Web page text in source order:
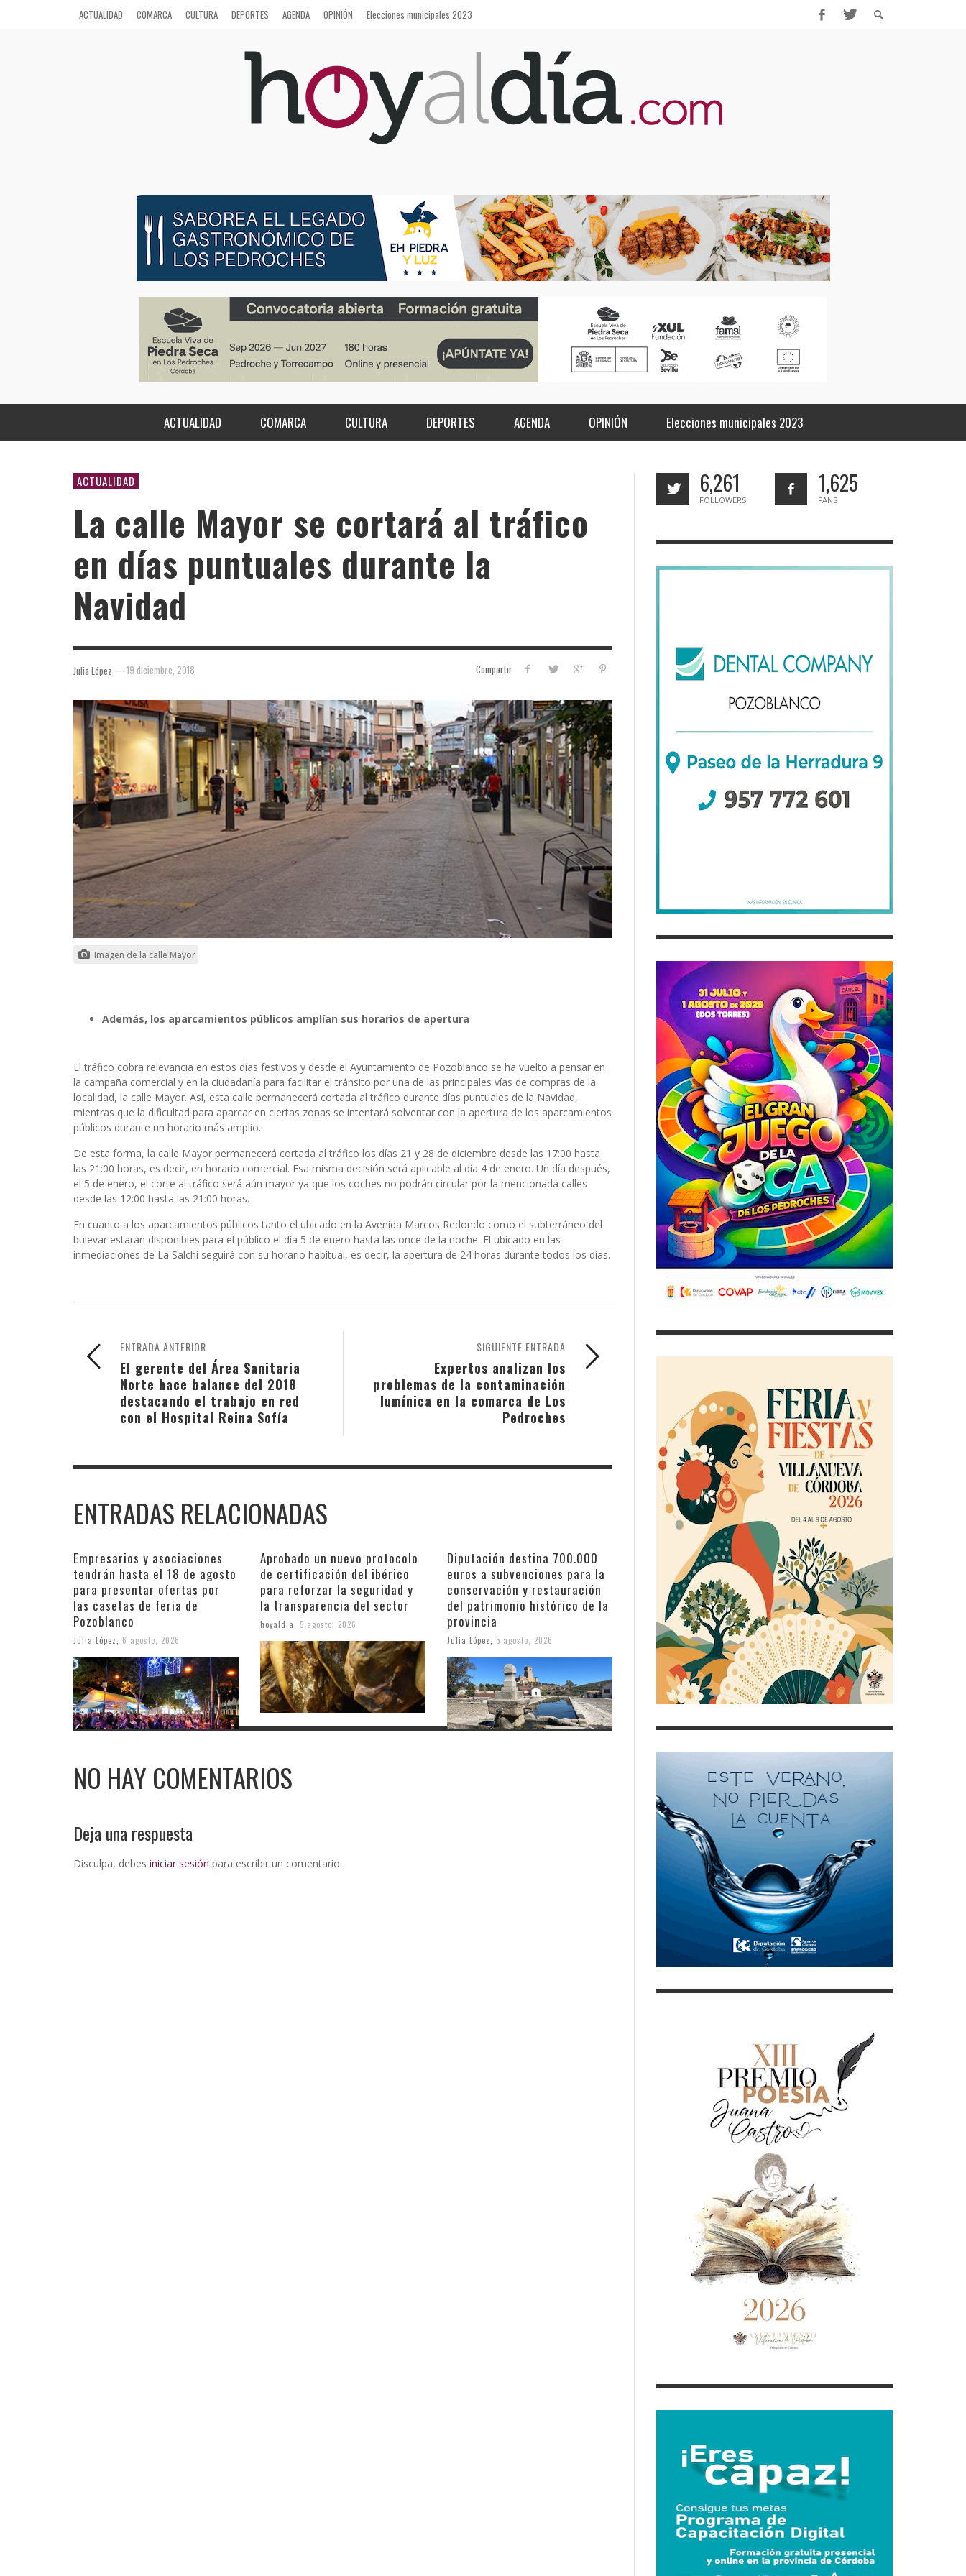
ACTUALIDAD COMARCA CULTURA DEPORTES AGENDA OPINIÓN Elecciones municipales 2023
ACTUALIDAD COMARCA CULTURA DEPORTES AGENDA OPINIÓN Elecciones municipales 2023
ACTUALIDAD
La calle Mayor se cortará al tráfico
en días puntuales durante la
Navidad
Compartir
Julia López — 19 diciembre, 2018
Imagen de la calle Mayor
Además, los aparcamientos públicos amplían sus horarios de apertura
El tráfico cobra relevancia en estos días festivos y desde el Ayuntamiento de Pozoblanco se ha vuelto a pensar en
la campaña comercial y en la ciudadanía para facilitar el tránsito por una de las principales vías de compras de la
localidad, la calle Mayor. Así, esta calle permanecerá cortada al tráfico durante días puntuales de la Navidad,
mientras que la dificultad para aparcar en ciertas zonas se intentará solventar con la apertura de los aparcamientos
públicos durante un horario más amplio.
De esta forma, la calle Mayor permanecerá cortada al tráfico los días 21 y 28 de diciembre desde las 17:00 hasta
las 21:00 horas, es decir, en horario comercial. Esa misma decisión será aplicable al día 4 de enero. Un día después,
el 5 de enero, el corte al tráfico será aún mayor ya que los coches no podrán circular por la mencionada calles
desde las 12:00 hasta las 21:00 horas.
En cuanto a los aparcamientos públicos tanto el ubicado en la Avenida Marcos Redondo como el subterráneo del
bulevar estarán disponibles para el público el día 5 de enero hasta las once de la noche. El ubicado en las
inmediaciones de La Salchi seguirá con su horario habitual, es decir, la apertura de 24 horas durante todos los días.
SIGUIENTE ENTRADA
Expertos analizan los
problemas de la contaminación
lumínica en la comarca de Los
Pedroches
ENTRADA ANTERIOR
El gerente del Área Sanitaria
Norte hace balance del 2018
destacando el trabajo en red
con el Hospital Reina Sofía
ENTRADAS RELACIONADAS
Empresarios y asociaciones
tendrán hasta el 18 de agosto
para presentar ofertas por
las casetas de feria de
Pozoblanco
Julia López 6 agosto, 2026
Aprobado un nuevo protocolo
de certificación del ibérico
para reforzar la seguridad y
la transparencia del sector
hoyaldia 5 agosto, 2026
Diputación destina 700.000
euros a subvenciones para la
conservación y restauración
del patrimonio histórico de la
provincia
Julia López 5 agosto, 2026
NO HAY COMENTARIOS
Deja una respuesta
Disculpa, debes iniciar sesión para escribir un comentario.
6,261
FOLLOWERS
1,625
FANS